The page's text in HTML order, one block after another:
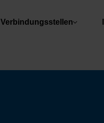
Verbindungsstellen